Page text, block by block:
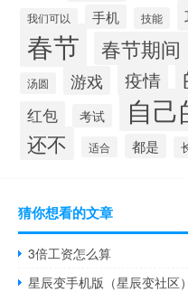
我们可以 手机 技能
春节 春节期间
汤圆 游戏 疫情
红包 考试 自己
还不 适合 都是
猜你想看的文章
3倍工资怎么算
星辰变手机版（星辰变社区）